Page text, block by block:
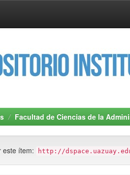
Facultad de Ciencias de la
este ítem: http://